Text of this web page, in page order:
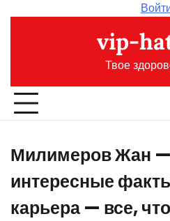
vip-
Твое
Милимеров Жан
интересные
карьера — все,